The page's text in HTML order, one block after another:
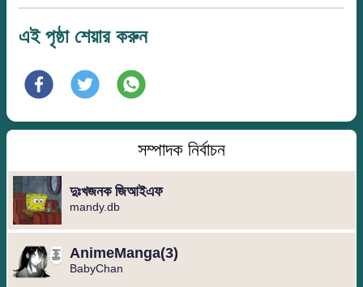
এই পৃষ্ঠা শেয়ার করুন
সম্পাদক নির্বাচন
দুঃখজনক জিআইএফ
mandy.db
️AnimeManga️(3)
BabyChan